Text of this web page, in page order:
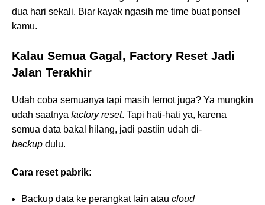
dua hari sekali. Biar kayak ngasih me time buat ponsel
kamu.
Kalau Semua Gagal, Factory Reset Jadi
Jalan Terakhir
Udah coba semuanya tapi masih lemot juga? Ya mungkin
udah saatnya factory reset. Tapi hati-hati ya, karena
semua data bakal hilang, jadi pastiin udah di-
backup dulu.
Cara reset pabrik:
Backup data ke perangkat lain atau cloud